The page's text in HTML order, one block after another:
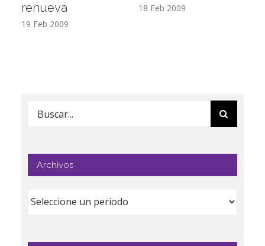
renueva
19 Feb 2009
18 Feb 2009
Buscar:
Archivos